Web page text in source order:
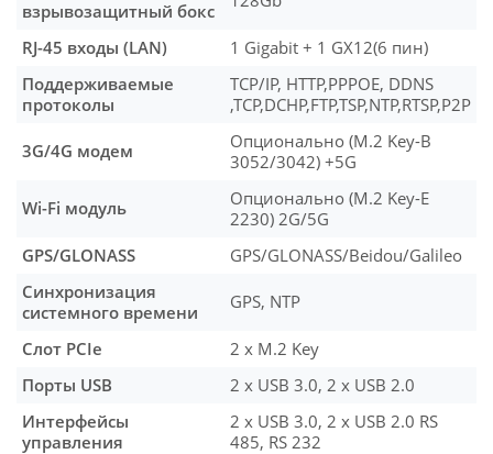
взрывозащитный бокс
RJ-45 входы (LAN)
1 Gigabit + 1 GX12(6 пин)
Поддерживаемые
протоколы
TCP/IP, HTTP,PPPOE, DDNS
,TCP,DCHP,FTP,TSP,NTP,RTSP,P2P
3G/4G модем
Опционально (M.2 Key-B
3052/3042) +5G
Wi-Fi модуль
Опционально (M.2 Key-E
2230) 2G/5G
GPS/GLONASS
GPS/GLONASS/Beidou/Galileo
Синхронизация
системного времени
GPS, NTP
Слот PCIe
2 x M.2 Key
Порты USB
2 х USB 3.0, 2 х USB 2.0
Интерфейсы
управления
2 х USB 3.0, 2 х USB 2.0 RS
485, RS 232